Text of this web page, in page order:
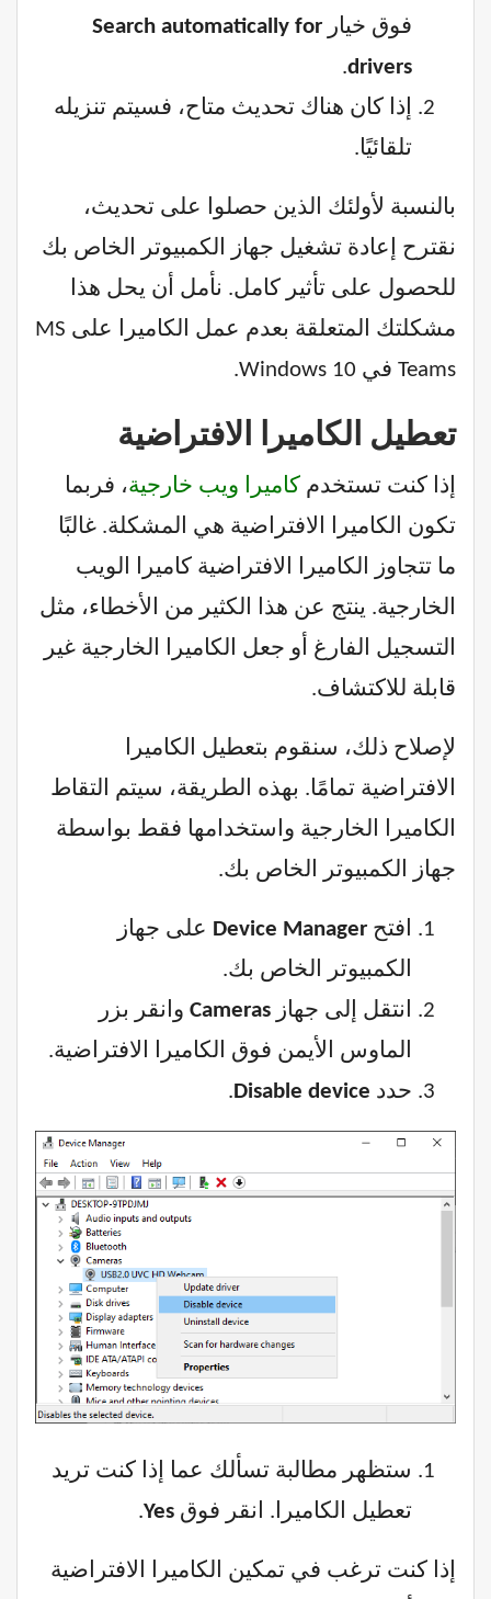
فوق خيار Search automatically for
drivers
.
إذا كان هناك تحديث متاح، فسيتم تنزيله
تلقائيًا.
بالنسبة لأولئك الذين حصلوا على تحديث،
نقترح إعادة تشغيل جهاز الكمبيوتر الخاص بك
للحصول على تأثير كامل. نأمل أن يحل هذا
مشكلتك المتعلقة بعدم عمل الكاميرا على MS
Teams في Windows 10.
تعطيل الكاميرا الافتراضية
إذا كنت تستخدم كاميرا ويب خارجية، فربما
تكون الكاميرا الافتراضية هي المشكلة. غالبًا
ما تتجاوز الكاميرا الافتراضية كاميرا الويب
الخارجية. ينتج عن هذا الكثير من الأخطاء، مثل
التسجيل الفارغ أو جعل الكاميرا الخارجية غير
قابلة للاكتشاف.
لإصلاح ذلك، سنقوم بتعطيل الكاميرا
الافتراضية تمامًا. بهذه الطريقة، سيتم التقاط
الكاميرا الخارجية واستخدامها فقط بواسطة
جهاز الكمبيوتر الخاص بك.
افتح Device Manager على جهاز
الكمبيوتر الخاص بك.
انتقل إلى جهاز Cameras وانقر بزر
الماوس الأيمن فوق الكاميرا الافتراضية.
حدد Disable device
.
ستظهر مطالبة تسألك عما إذا كنت تريد
تعطيل الكاميرا. انقر فوق Yes
.
إذا كنت ترغب في تمكين الكاميرا الافتراضية